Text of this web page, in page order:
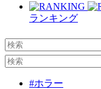
ランキング
#ホラー